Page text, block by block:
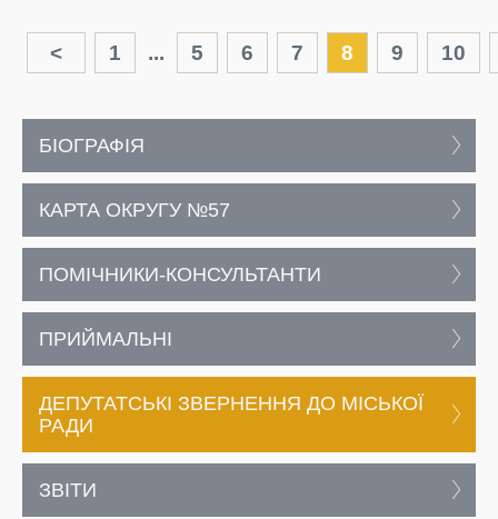
< 1 ... 5 6 7 8 9 10
БІОГРАФІЯ
КАРТА ОКРУГУ №57
ПОМІЧНИКИ-КОНСУЛЬТАНТИ
ПРИЙМАЛЬНІ
ДЕПУТАТСЬКІ ЗВЕРНЕННЯ ДО МІСЬКОЇ
РАДИ
ЗВІТИ